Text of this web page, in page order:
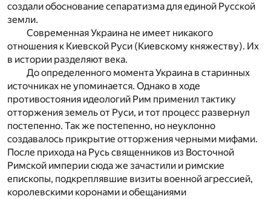
создали обоснование сепаратизма для единой Русской
земли.
Современная Украина не имеет никакого
отношения к Киевской Руси (Киевскому княжеству). Их
в истории разделяют века.
До определенного момента Украина в старинных
источниках не упоминается. Однако в ходе
противостояния идеологий Рим применил тактику
отторжения земель от Руси, и тот процесс развернул
постепенно. Так же постепенно, но неуклонно
создавалось прикрытие отторжения черными мифами.
После прихода на Русь священников из Восточной
Римской империи сюда же зачастили и римские
епископы, подкреплявшие визиты военной агрессией,
королевскими коронами и обещаниями